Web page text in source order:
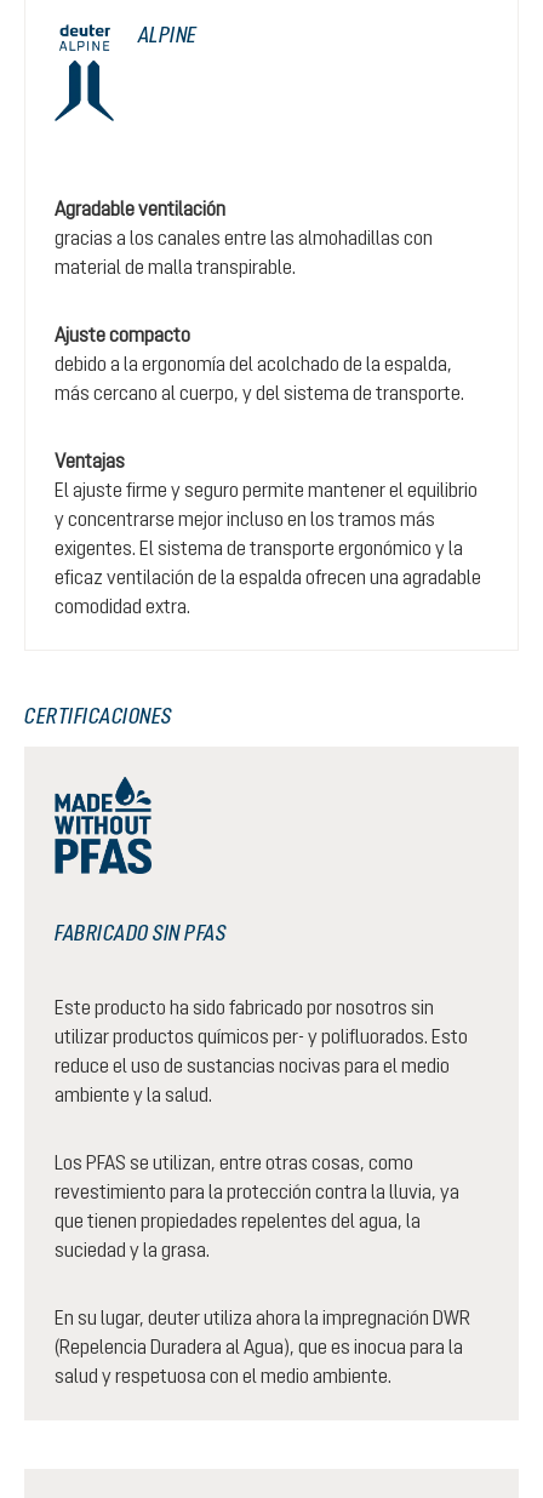
ALPINE
Agradable ventilación
gracias a los canales entre las almohadillas con
material de malla transpirable.
Ajuste compacto
debido a la ergonomía del acolchado de la espalda,
más cercano al cuerpo, y del sistema de transporte.
Ventajas
El ajuste firme y seguro permite mantener el equilibrio
y concentrarse mejor incluso en los tramos más
exigentes. El sistema de transporte ergonómico y la
eficaz ventilación de la espalda ofrecen una agradable
comodidad extra.
CERTIFICACIONES
FABRICADO SIN PFAS
Este producto ha sido fabricado por nosotros sin
utilizar productos químicos per- y polifluorados. Esto
reduce el uso de sustancias nocivas para el medio
ambiente y la salud.
Los PFAS se utilizan, entre otras cosas, como
revestimiento para la protección contra la lluvia, ya
que tienen propiedades repelentes del agua, la
suciedad y la grasa.
En su lugar, deuter utiliza ahora la impregnación DWR
(Repelencia Duradera al Agua), que es inocua para la
salud y respetuosa con el medio ambiente.